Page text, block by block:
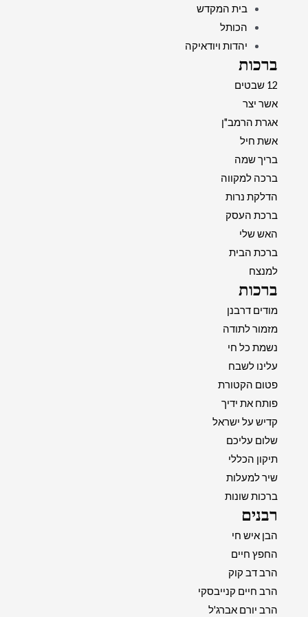
בית המקדש
הכותל
יהדות ויודאיקה
ברכות
12 שבטים
אשר יצר
אגרת הרמב"ן
אשת חיל
בריך שמה
ברכה למקווה
הדלקת נרות
ברכת העסק
האש שלי
ברכת הבית
למנצח
ברכות
מודים דרבנן
מזמור לתודה
נשמת כל חי
עלינו לשבח
פטום הקטורת
פותח את ידיך
קדיש על ישראל
שלום עליכם
תיקון הכללי
שיר למעלות
ברכות שונות
רבנים
הבן איש חי
החפץ חיים
הרב דב קוק
הרב חיים קנייבסקי
הרב יורם אברג'ל